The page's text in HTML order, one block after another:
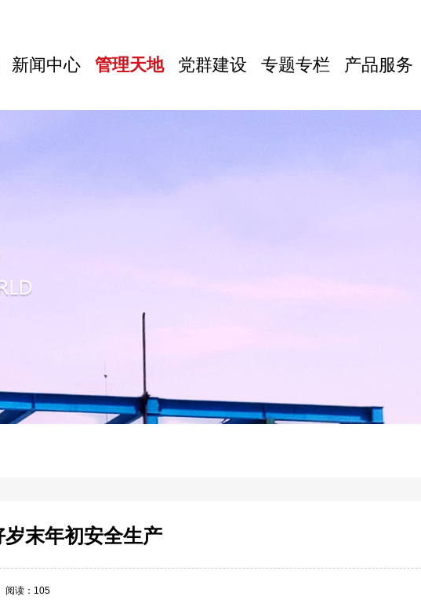
新闻中心 管理天地 党群建设 专题专栏 产品服务
末年初安全生产
阅读：105